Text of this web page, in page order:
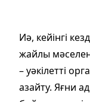
Иә, кейінгі
жайлы
– уәкілетті
азайту. Яғни